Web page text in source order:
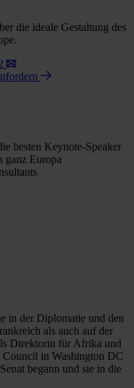
die ideale Gestaltung des
besten Keynote-Speaker
ganz Europa
in der Diplomatie und den
als auch auf der
Direktorin für Afrika und
in Washington DC
begann und sie in die